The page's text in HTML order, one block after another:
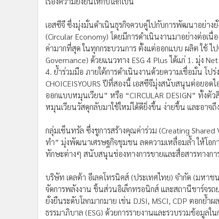
เอสซีจี ซึ่งมุ่งมั่นดําเนินธุรกิจควบคู่ไปกับการพัฒนาอย่า
(Circular Economy) โดยมีการดำเนินงานมาอย่างต่อเ
ค่ามากที่สุด ในทุกกระบวนการ ตั้งแต่ออกแบบ ผลิต ใช้ ไ
Governance) ด้วยแนวทาง ESG 4 Plus ได้แก่ 1. มุ่ง
4. ย้ำร่วมมือ ภายใต้การดำเนินงานด้วยความเชื่อมั่น โ
CHOICEISYOURS ปีที่สองนี้ เอสซีจีมุ่งสนับสนุนต่อยอด
ออกแบบหมุนเวียน” หรือ “CIRCULAR DESIGN” ทั้ง
หมุนเวียนวัสดุกลับมาใช้ใหม่ได้ดียิ่งขึ้น ง่ายขึ้น และอาจ
กลุ่มเซ็นทรัล ซึ่งชูการสร้างคุณค่าร่วม (Creating Shared
ทำ” มุ่งพัฒนาเศรษฐกิจชุมชน ลดความเหลื่อมลํ้า ให้โอ
ทักษะต่างๆ สนับสนุนช่องทางการขายและสื่อสารทางก
บริษัท เดลต้า อีเลคโทรนิคส์ (ประเทศไทย) จำกัด (มห
จัดการพลังงาน ชิ้นส่วนอิเล็กทรอนิกส์ และสถานีชาร์จร
ยั่งยืนระดับโลกมากมาย เช่น DJSI, MSCI, CDP ตอกย้ำ
ธรรมาภิบาล (ESG) ด้วยการรายงานและรวบรวมข้อมูลใ